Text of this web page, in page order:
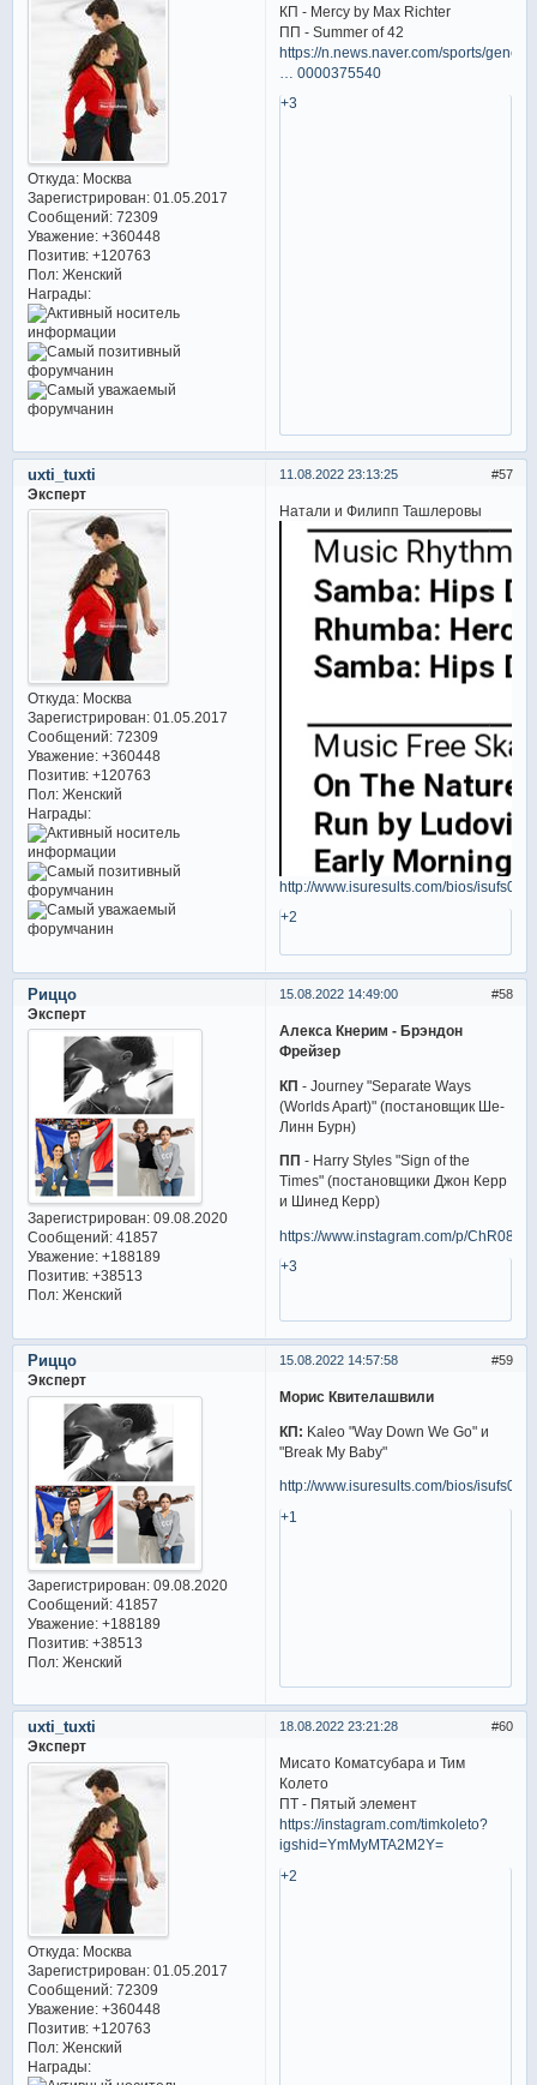
Откуда:Москва
Зарегистрирован: 01.05.2017
Сообщений:72309
Уважение: +360448
Позитив: +120763
Пол:Женский
Награды:
КП - Mercy by Max Richter
ПП - Summer of 42
https://n.news.naver.com/sports/general
… 0000375540
+3
57
11.08.2022 23:13:25
uxti_tuxti
Эксперт
Откуда:Москва
Зарегистрирован: 01.05.2017
Сообщений:72309
Уважение: +360448
Позитив: +120763
Пол:Женский
Награды:
Натали и Филипп Ташлеровы
http://www.isuresults.com/bios/
+2
58
15.08.2022 14:49:00
Риццо
Эксперт
Зарегистрирован: 09.08.2020
Сообщений:41857
Уважение: +188189
Позитив: +38513
Пол:Женский
Алекса Кнерим - Брэндон
Фрейзер
КП - Journey "Separate Ways
(Worlds Apart)" (постановщик Ше-
Линн Бурн)
ПП - Harry Styles "Sign of the
Times" (постановщики Джон Керр
и Шинед Керр)
https://www.instagram.com/p/
+3
59
15.08.2022 14:57:58
Риццо
Эксперт
Зарегистрирован: 09.08.2020
Сообщений:41857
Уважение: +188189
Позитив: +38513
Пол:Женский
Морис Квителашвили
КП: Kaleo "Way Down We Go" и
"Break My Baby"
http://www.isuresults.com/bios/
+1
60
18.08.2022 23:21:28
uxti_tuxti
Эксперт
Откуда:Москва
Зарегистрирован: 01.05.2017
Сообщений:72309
Уважение: +360448
Позитив: +120763
Пол:Женский
Награды:
Мисато Коматсубара и Тим
Колето
ПТ - Пятый элемент
https://instagram.com/timkoleto?
igshid=YmMyMTA2M2Y=
+2